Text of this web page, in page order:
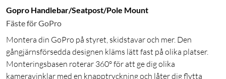
Gopro Handlebar/Seatpost/Pole Mount
Fäste för GoPro
Montera din GoPro på styret, skidstavar och mer. Den
gångjärnsförsedda designen kläms lätt fast på olika platser.
Monteringsbasen roterar 360° för att ge dig olika
kameravinklar med en knapptryckning och låter dig flytta